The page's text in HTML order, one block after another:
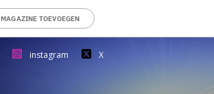
MAGAZINE TOEVOEGEN
instagram X